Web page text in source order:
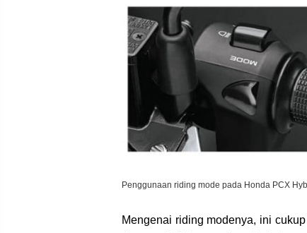
Penggunaan riding mode pada Honda PCX
Mengenai riding modenya, ini